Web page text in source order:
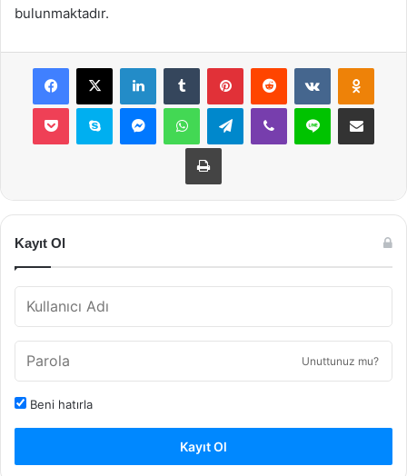
bulunmaktadır.
Facebook
X LinkedInTumblr PinterestReddit VKontakte
Pocket Skype MessengerWhatsAppTelegramViber Line E-Posta ile
Yazdır
Kayıt Ol
Unuttunuz mu?
Beni hatırla
Kayıt Ol